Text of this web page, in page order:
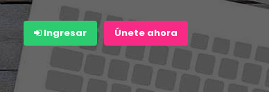
Ingresar Únete ahora